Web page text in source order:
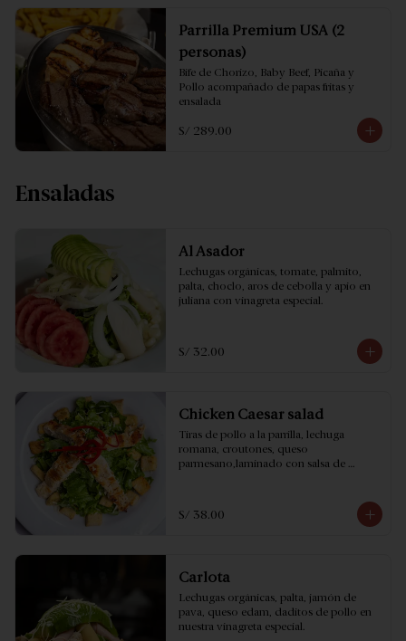
Parrilla Premium USA (2
personas)
Bife de Chorizo, Baby Beef, Picaña y
Pollo acompañado de papas fritas y
ensalada
S/ 289.00
Ensaladas
Al Asador
Lechugas orgánicas, tomate, palmito,
palta, choclo, aros de cebolla y apio en
juliana con vinagreta especial.
S/ 32.00
Chicken Caesar salad
Tiras de pollo a la parrilla, lechuga
romana, croutones, queso
parmesano,laminado con salsa de
S/ 38.00
Carlota
Lechugas orgánicas, palta, jamón de
pava, queso edam, daditos de pollo en
nuestra vinagreta especial.